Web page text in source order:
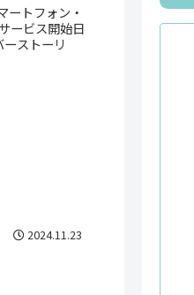
ートフォン・
ービス開始日
ストーリ
2024.11.23